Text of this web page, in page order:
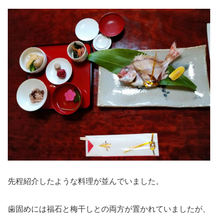
先程紹介したような料理が並んでいました。
歯固めには福石と梅干しとの両方が置かれていましたが、